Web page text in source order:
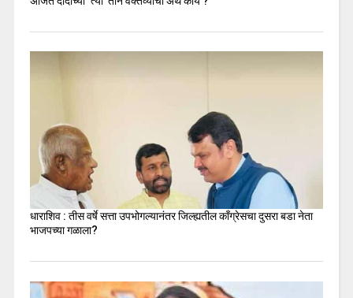
धाराशिव : तीस वर्षे सत्ता उपभोगल्यानंतर जिल्ह्यतील कॉंग्रेसचा दुसरा बडा नेता
भाजपच्या गळाला?